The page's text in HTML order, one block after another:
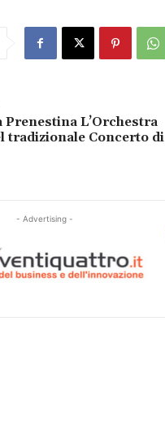
Prenestina L’Orchestra
tradizionale Concerto di
- Advertising -